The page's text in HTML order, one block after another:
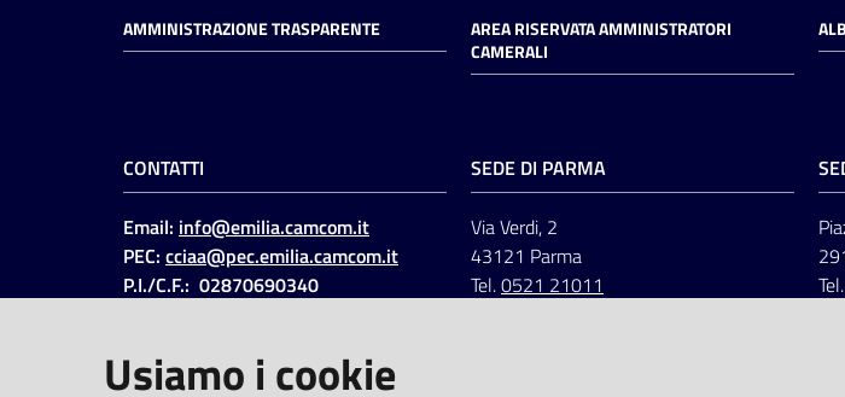
AMMINISTRAZIONE TRASPARENTE
AREA RISERVATA AMMINISTRATORI
CAMERALI
CONTATTI
Email: info@emilia.camcom.it
PEC: cciaa@pec.emilia.camcom.it
P.I./C.F.: 02870690340
Codice IPA: ccem
SEDE DI PARMA
Via Verdi, 2
43121 Parma
Tel.0521 21011
Tel.
Usiamo i cookie